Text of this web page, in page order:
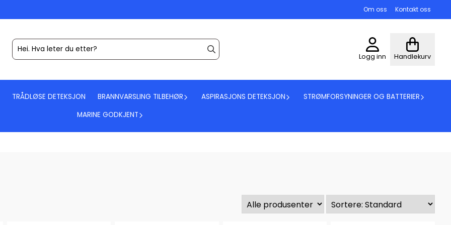
Om oss Kontakt oss
Logg inn Handlekurv
TRÅDLØSE DETEKSJON BRANNVARSLING TILBEHØR ASPIRASJONS DETEKSJON
STRØMFORSYNINGER OG BATTERIER
MARINE GODKJENT